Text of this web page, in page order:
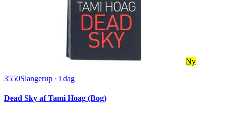
Ny
3550Slangerup · i dag
Dead Sky af Tami Hoag (Bog)